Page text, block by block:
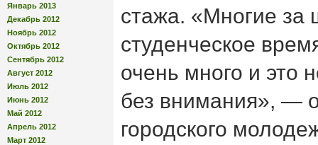
Январь 2013
Декабрь 2012
Ноябрь 2012
Октябрь 2012
Сентябрь 2012
Август 2012
Июль 2012
Июнь 2012
Май 2012
Апрель 2012
Март 2012
стажа. «Многие за
студенческое
очень много и это
без внимания», —
городского